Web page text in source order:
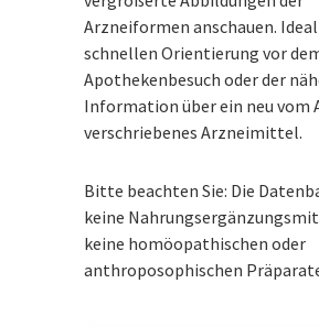
Arzneiformen anschauen.
schnellen Orientierung vor
Apothekenbesuch oder der
Information über ein neu vom
verschriebenes Arzneimittel.
Bitte beachten Sie: Die
keine
keine homöopathischen oder
anthroposophischen